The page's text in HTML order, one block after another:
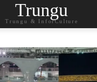
Trungu
Trungu & InforCulture